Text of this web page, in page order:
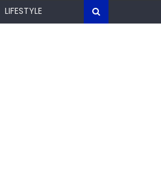
LIFESTYLE